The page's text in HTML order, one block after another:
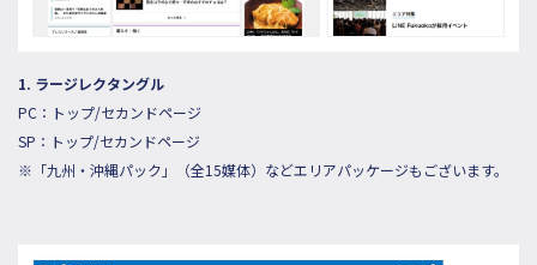
1. ラージレクタングル
PC：トップ/セカンドページ
SP：トップ/セカンドページ
※「九州・沖縄パック」（全15媒体）などエリアパッケージもございます。